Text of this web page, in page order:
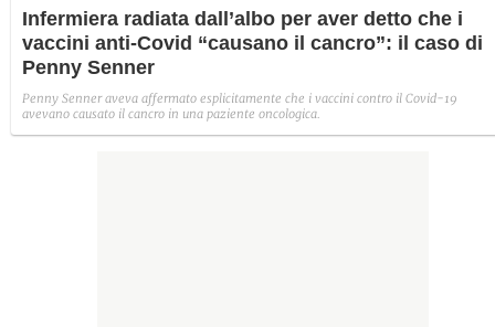
Infermiera radiata dall’albo per aver detto che i
vaccini anti-Covid “causano il cancro”: il caso di
Penny Senner
Penny Senner aveva affermato esplicitamente che i vaccini contro il Covid-19
avevano causato il cancro in una paziente oncologica.